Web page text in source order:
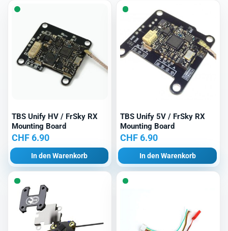
TBS Unify HV / FrSky RX
Mounting Board
CHF6.90
In den Warenkorb
TBS Unify 5V / FrSky RX
Mounting Board
CHF6.90
In den Warenkorb